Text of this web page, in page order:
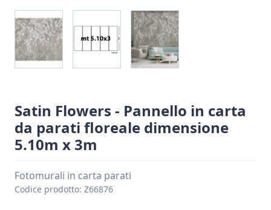
Satin Flowers - Pannello in carta
da parati floreale dimensione
5.10m x 3m
Fotomurali in carta parati
Codice prodotto: Z66876